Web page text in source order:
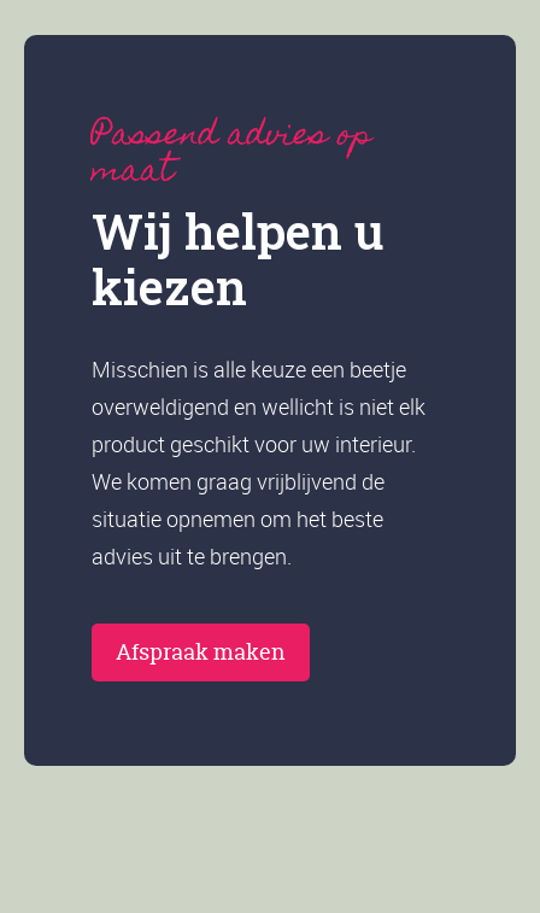
Passend advies op
maat
Wij helpen u
kiezen
Misschien is alle keuze een beetje
overweldigend en wellicht is niet elk
product geschikt voor uw interieur.
We komen graag vrijblijvend de
situatie opnemen om het beste
advies uit te brengen.
Afspraak maken